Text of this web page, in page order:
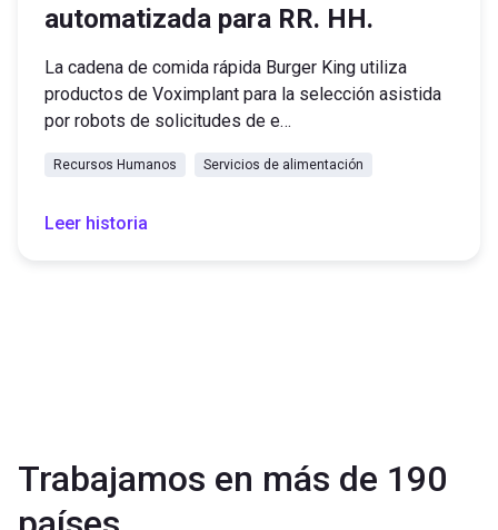
automatizada para RR. HH.
La cadena de comida rápida Burger King utiliza
productos de Voximplant para la selección asistida
por robots de solicitudes de e…
Recursos Humanos Servicios de alimentación
Leer historia
Trabajamos en más de 190